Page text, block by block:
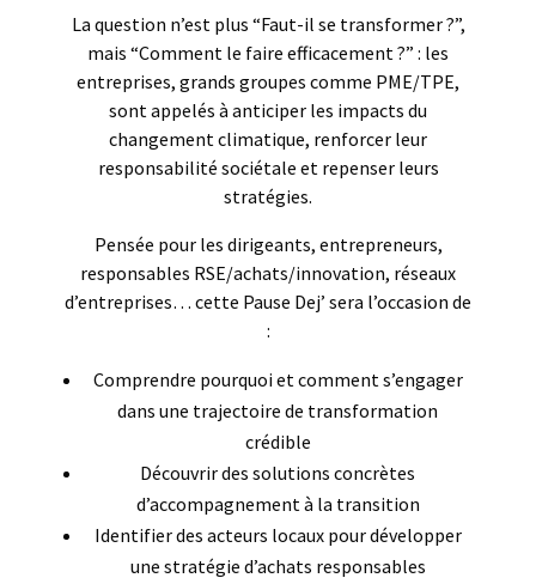
La question n’est plus “Faut-il se transformer ?”,
mais “Comment le faire efficacement ?” : les
entreprises, grands groupes comme PME/TPE,
sont appelés à anticiper les impacts du
changement climatique, renforcer leur
responsabilité sociétale et repenser leurs
stratégies.
Pensée pour les dirigeants, entrepreneurs,
responsables RSE/achats/innovation, réseaux
d’entreprises… cette Pause Dej’ sera l’occasion de
:
Comprendre pourquoi et comment s’engager
dans une trajectoire de transformation
crédible
Découvrir des solutions concrètes
d’accompagnement à la transition
Identifier des acteurs locaux pour développer
une stratégie d’achats responsables